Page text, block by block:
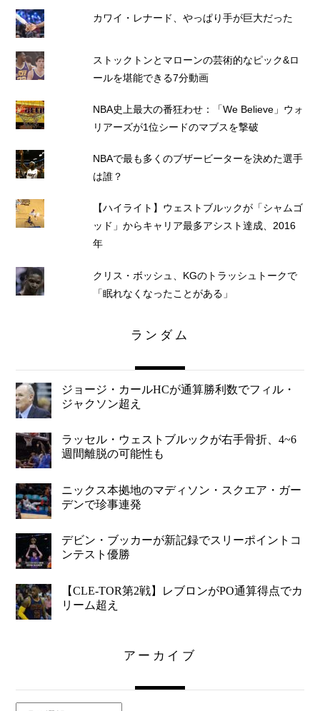
カワイ・レナード、やっぱり手が巨大だった
ストックトンとマローンの芸術的なピック&ロ
ールを堪能できる7分動画
NBA史上最大の番狂わせ：「We Believe」ウォ
リアーズが1位シードのマブスを撃破
NBAで最も多くのブザービーターを決めた選手
は誰？
【ハイライト】ウェストブルックが「シャムゴ
ッド」からキャリア最多アシスト達成、2016
年
クリス・ボッシュ、KGのトラッシュトークで
「眠れなくなったことがある」
ランダム
ジョージ・カールHCが通算勝利数でフィル・
ジャクソン超え
ラッセル・ウェストブルックが右手骨折、4~6
週間離脱の可能性も
ニックス本拠地のマディソン・スクエア・ガー
デンで珍事連発
デビン・ブッカーが新記録でスリーポイントコ
ンテスト優勝
【CLE-TOR第2戦】レブロンがPO通算得点でカ
リーム超え
アーカイブ